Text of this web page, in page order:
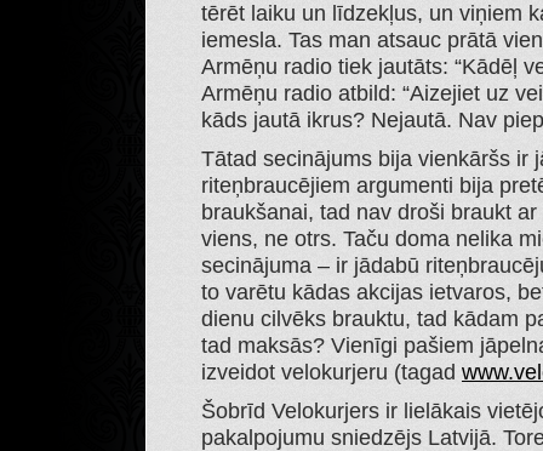
tērēt laiku un līdzekļus, un viņiem
iemesla. Tas man atsauc prātā
Armēņu radio tiek jautāts: “Kādēļ
Armēņu radio atbild: “Aizejiet uz
kāds jautā ikrus? Nejautā. Nav
Tātad secinājums bija vienkāršs ir
riteņbraucējiem argumenti bija
braukšanai, tad nav droši braukt
viens, ne otrs. Taču doma nelika
secinājuma – ir jādabū
to varētu kādas akcijas ietvaros,
dienu cilvēks brauktu, tad kādam
tad maksās? Vienīgi pašiem
izveidot velokurjeru (tagad
Šobrīd Velokurjers ir lielākais
pakalpojumu sniedzējs Latvijā.